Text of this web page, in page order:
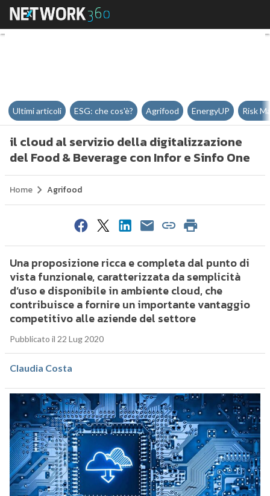
il cloud al servizio della
Ultimi articoli ESG: che cos'è? Agrifood EnergyUP Risk
il cloud al servizio della digitalizzazione
del Food & Beverage con Infor e Sinfo One
Home Agrifood
Una proposizione ricca e completa dal punto di
vista funzionale, caratterizzata da semplicità
d’uso e disponibile in ambiente cloud, che
contribuisce a fornire un importante vantaggio
competitivo alle aziende del settore
Pubblicato il 22 Lug 2020
Claudia Costa